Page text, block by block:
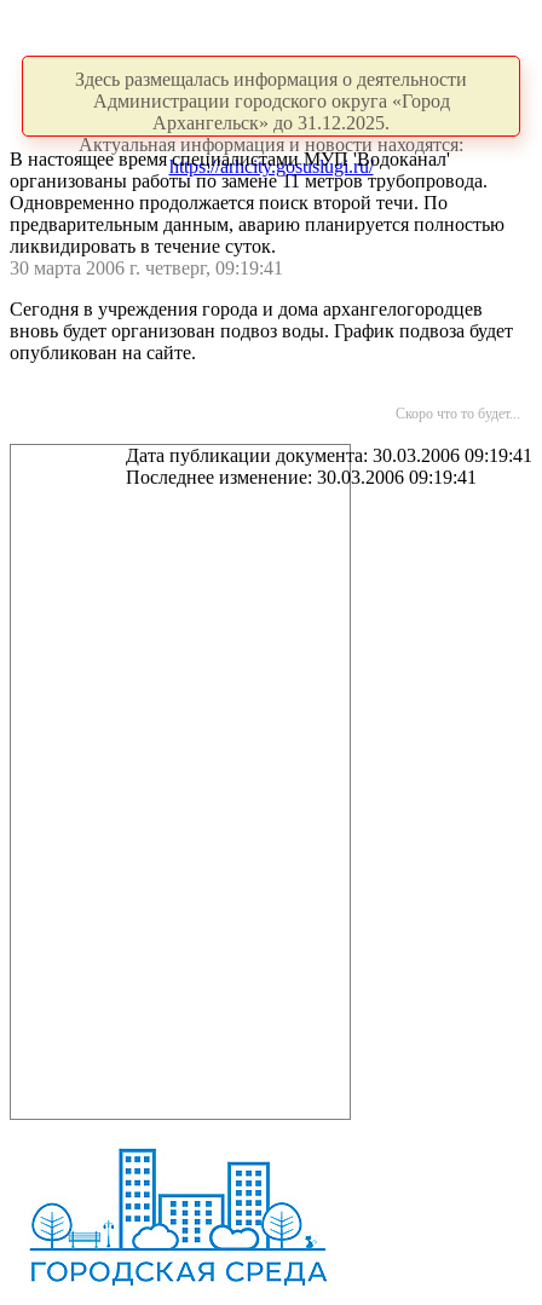
Здесь размещалась информация о деятельности
Администрации городского округа «Город
Архангельск» до 31.12.2025.
Актуальная информация и новости находятся:
https://arhcity.gosuslugi.ru/
В настоящее время специалистами МУП 'Водоканал'
организованы работы по замене 11 метров трубопровода.
Одновременно продолжается поиск второй течи. По
предварительным данным, аварию планируется полностью
ликвидировать в течение суток.
30 марта 2006 г. четверг, 09:19:41
Сегодня в учреждения города и дома архангелогородцев
вновь будет организован подвоз воды. График подвоза будет
опубликован на сайте.
Скоро что то будет...
Дата публикации документа: 30.03.2006 09:19:41
Последнее изменение: 30.03.2006 09:19:41